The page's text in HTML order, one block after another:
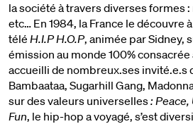
la société à travers diverses formes
etc… En 1984, la France le découvre
télé H.I.P H.O.P, animée par Sidney,
émission au monde 100%
accueilli de nombreux.ses invité.e.s
Bambaataa, Sugarhill Gang,
sur des valeurs universelles:
Fun, le hip-hop a voyagé, s’est